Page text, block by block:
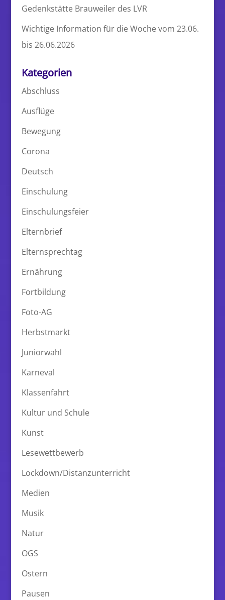
Gedenkstätte Brauweiler des LVR
Wichtige Information für die Woche vom 23.06.
bis 26.06.2026
Kategorien
Abschluss
Ausflüge
Bewegung
Corona
Deutsch
Einschulung
Einschulungsfeier
Elternbrief
Elternsprechtag
Ernährung
Fortbildung
Foto-AG
Herbstmarkt
Juniorwahl
Karneval
Klassenfahrt
Kultur und Schule
Kunst
Lesewettbewerb
Lockdown/Distanzunterricht
Medien
Musik
Natur
OGS
Ostern
Pausen